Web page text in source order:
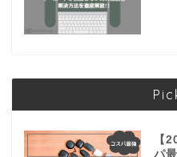
【
パ